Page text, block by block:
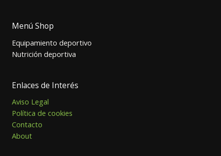
Menú Shop
Equipamiento deportivo
Nutrición deportiva
Enlaces de Interés
Aviso Legal
Política de cookies
Contacto
About